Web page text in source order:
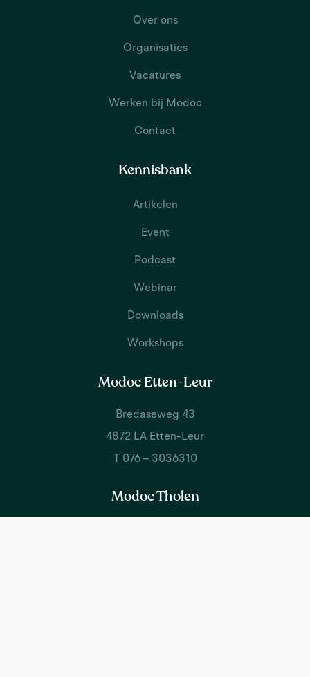
Over ons
Organisaties
Vacatures
Werken bij Modoc
Contact
Kennisbank
Artikelen
Event
Podcast
Webinar
Downloads
Workshops
Modoc Etten-Leur
Bredaseweg 43
4872 LA Etten-Leur
T 076 – 3036310
Modoc Tholen